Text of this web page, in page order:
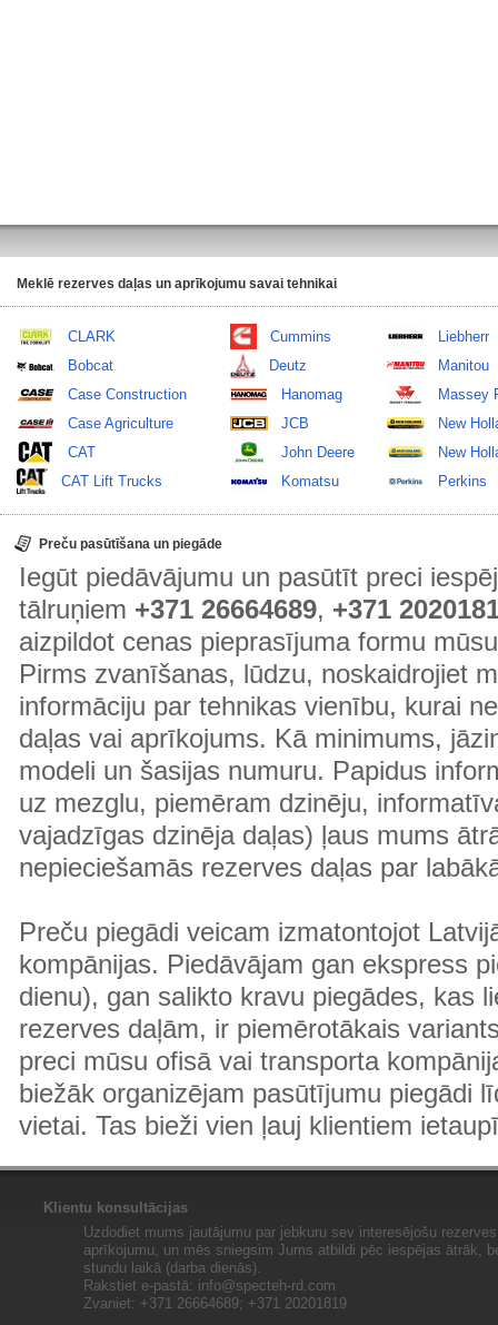
Meklē rezerves daļas un aprīkojumu savai tehnikai
CLARK
Bobcat
Case Construction
Case Agriculture
CAT
CAT Lift Trucks
Cummins
Deutz
Hanomag
JCB
John Deere
Komatsu
Liebherr
Manitou
Massey
New
New
Perkins
Preču pasūtīšana un piegāde
Iegūt piedāvājumu un pasūtīt preci
tālruņiem +371 26664689, +371
aizpildot cenas pieprasījuma formu
Pirms zvanīšanas, lūdzu, noskaidrojiet
informāciju par tehnikas vienību, kurai
daļas vai aprīkojums. Kā minimums,
modeli un šasijas numuru. Papidus
uz mezglu, piemēram dzinēju,
vajadzīgas dzinēja daļas) ļaus mums
nepieciešamās rezerves daļas par
Preču piegādi veicam izmatontojot
kompānijas. Piedāvājam gan ekspress
dienu), gan salikto kravu piegādes, kas
rezerves daļām, ir piemērotākais
preci mūsu ofisā vai transporta
biežāk organizējam pasūtījumu piegādi
vietai. Tas bieži vien ļauj klientiem
Klientu konsultācijas
Uzdodiet mums jautājumu par jebkuru sev interesējošu
aprīkojumu, un mēs sniegsim Jums atbildi pēc iespējas ātrāk,
stundu laikā (darba dienās).
Rakstiet e-pastā: info@specteh-rd.com
Zvaniet: +371 26664689; +371 20201819